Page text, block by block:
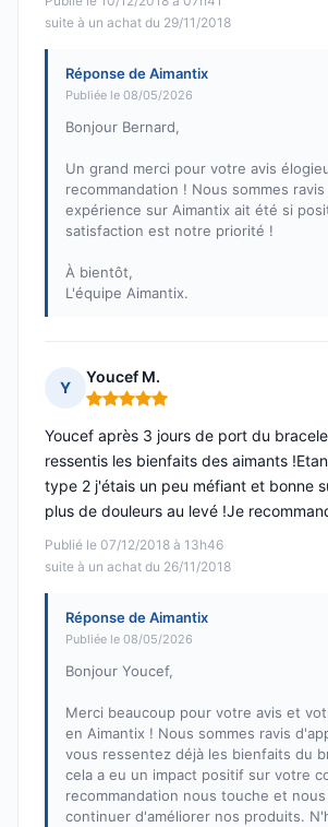
suite à un achat du 29/11/2018
Réponse de Aimantix
Publiée le 08/05/2026
Bonjour Bernard,
Un grand merci pour votre avis
recommandation ! Nous sommes
expérience sur Aimantix ait été si
satisfaction est notre priorité !
À bientôt,
L'équipe Aimantix.
Y
Youcef M.
Note : 5 sur 5
Publié le 07/12/2018 à 13h46
suite à un achat du 26/11/2018
Youcef après 3 jours de port du
ressentis les bienfaits des aimants
type 2 j'étais un peu méfiant et bonne
plus de douleurs au levé !Je
Réponse de Aimantix
Publiée le 08/05/2026
Bonjour Youcef,
Merci beaucoup pour votre avis et
en Aimantix ! Nous sommes ravis
vous ressentez déjà les bienfaits du
cela a eu un impact positif sur votre
recommandation nous touche et
continuer d'améliorer nos produits.